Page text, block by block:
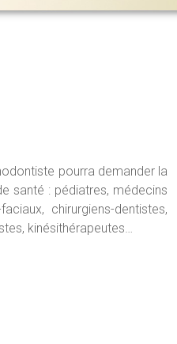
pourra demander la
santé : pédiatres, médecins
chirurgiens-dentistes,
kinésithérapeutes…